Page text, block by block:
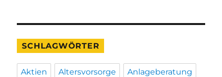
SCHLAGWÖRTER
Aktien Altersvorsorge Anlageberatung